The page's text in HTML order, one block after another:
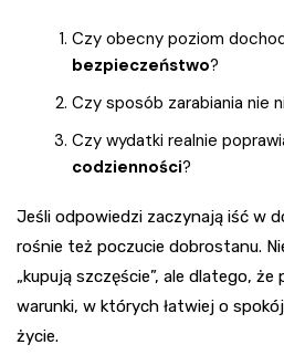
Czy obecny poziom
bezpieczeństwo?
Czy sposób zarabiania nie
Czy wydatki realnie
codzienności?
Jeśli odpowiedzi zaczynają iść w
rośnie też poczucie dobrostanu.
„kupują szczęście”, ale dlatego,
warunki, w których łatwiej o
życie.